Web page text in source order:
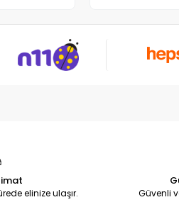
elinize ulaşır. Güvenli